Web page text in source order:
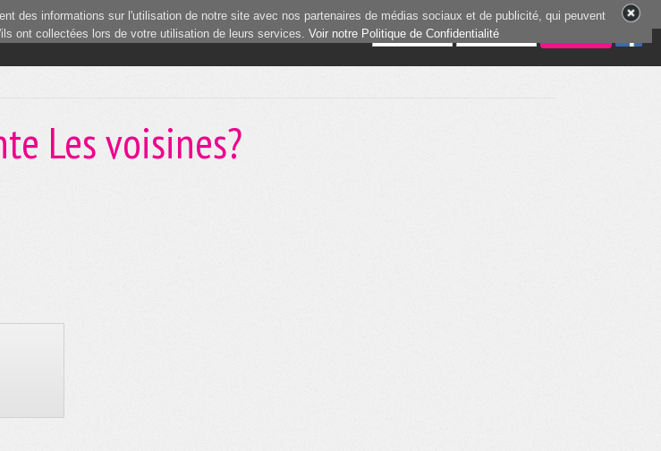
10 joueurs en ligne
Les voisines?
des informations sur l'utilisation de notre site avec nos partenaires de médias sociaux et de publicité, qui peuvent
ont collectées lors de votre utilisation de leurs services. Voir notre Politique de Confidentialité